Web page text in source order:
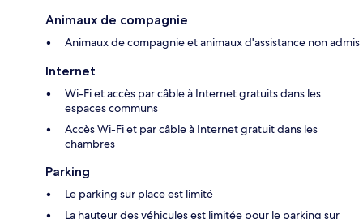
Animaux de compagnie
Animaux de compagnie et animaux d'assistance non admis
Internet
Wi-Fi et accès par câble à Internet gratuits dans les
espaces communs
Accès Wi-Fi et par câble à Internet gratuit dans les
chambres
Parking
Le parking sur place est limité
La hauteur des véhicules est limitée pour le parking sur